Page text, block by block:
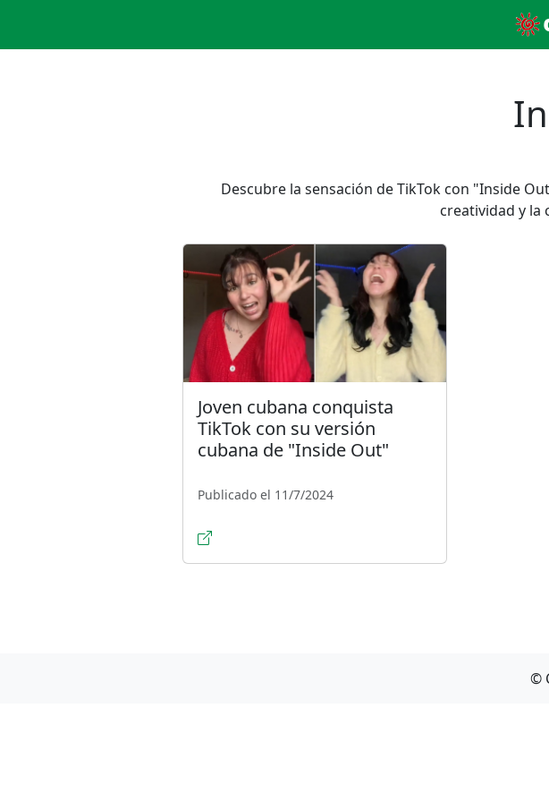
Descubre la sensación de TikTok con "Inside
creatividad y la
Joven cubana conquista
TikTok con su versión
cubana de "Inside Out"
Publicado el 11/7/2024
©